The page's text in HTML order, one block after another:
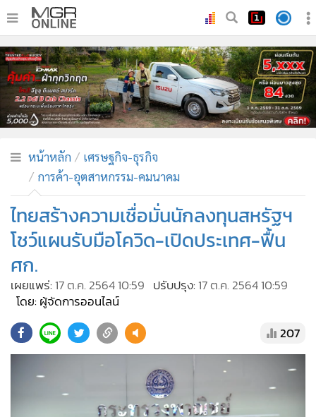
• หน้าหลัก
• ทันเหตุการณ์
• ภาคใต้
• ภูมิภาค
• บันเทิง
ผู้จัดการรายวัน
•
คอลัมนิสต์
•
ละคร
• CbizReview
• Cyber BIZ
• ผู้จัดกวน
• Green Innovation & SD
• Management & HR
MGR Live
หน้าหลัก
เศรษฐกิจ-ธุรกิจ
การค้า-อุตสาหกรรม-คมนาคม
ไทยสร้างความเชื่อมั่นนักลงทุนสหรัฐฯ
โชว์แผนรับมือโควิด-เปิดประเทศ-ฟื้น
ศก.
เผยแพร่: 17 ต.ค. 2564 10:59 ปรับปรุง: 17 ต.ค. 2564 10:59
โดย: ผู้จัดการออนไลน์
207